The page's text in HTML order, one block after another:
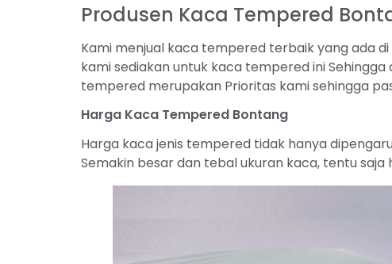
Produsen Kaca Tempered
Kami menjual kaca tempered terbaik yang ada
kami sediakan untuk kaca tempered ini
tempered merupakan Prioritas kami sehingga
Harga Kaca Tempered Bontang
Harga kaca jenis tempered tidak hanya
Semakin besar dan tebal ukuran kaca, tentu saja